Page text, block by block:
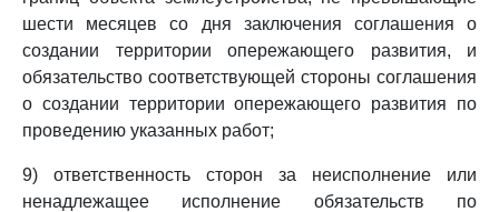
шести месяцев со дня заключения соглашения о
создании территории опережающего развития, и
обязательство соответствующей стороны соглашения
о создании территории опережающего развития по
проведению указанных работ;
9) ответственность сторон за неисполнение или
ненадлежащее исполнение обязательств по